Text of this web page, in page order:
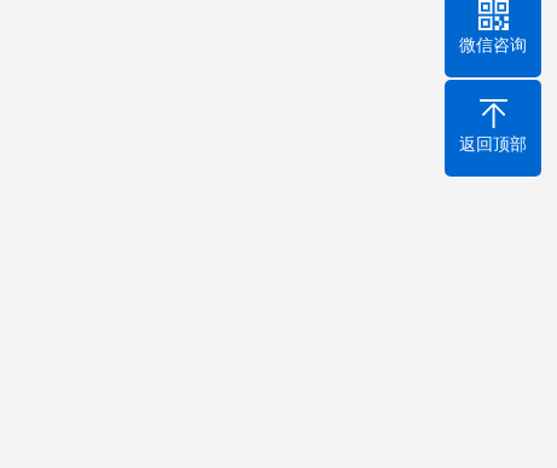
微信咨询
返回顶部